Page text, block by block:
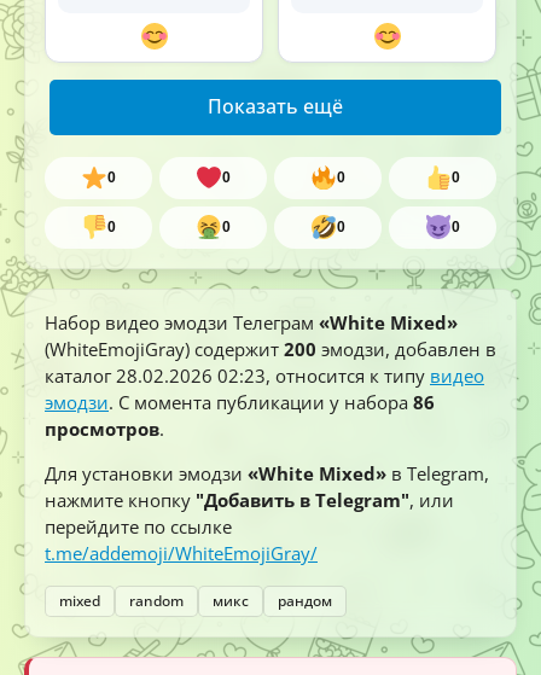
Показать ещё
0 0 0 0
0 0 0 0
Набор видео эмодзи Телеграм «White Mixed»
(WhiteEmojiGray) содержит 200 эмодзи, добавлен в
каталог 28.02.2026 02:23, относится к типу видео
эмодзи. С момента публикации у набора 86
просмотров.
Для установки эмодзи «White Mixed» в Telegram,
нажмите кнопку "Добавить в Telegram", или
перейдите по ссылке
t.me/addemoji/WhiteEmojiGray/
mixed random микс рандом